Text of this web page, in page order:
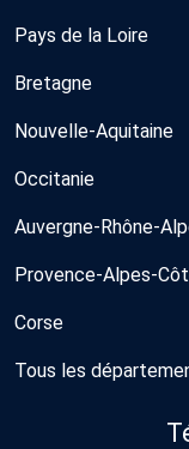
Pays de la Loire
Bretagne
Nouvelle-Aquitaine
Occitanie
Auvergne-Rhône-
Provence-Alpes-
Corse
Tous les